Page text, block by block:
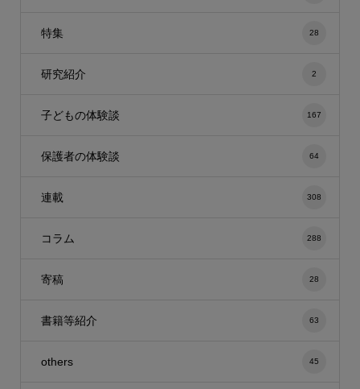
特集 28
研究紹介 2
子どもの体験談 167
保護者の体験談 64
連載 308
コラム 288
寄稿 28
書籍等紹介 63
others 45